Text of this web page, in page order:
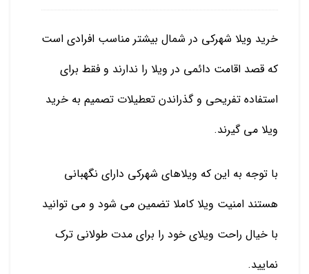
خرید ویلا شهرکی در شمال بیشتر مناسب افرادی است
که قصد اقامت دائمی در ویلا را ندارند و فقط برای
استفاده تفریحی و گذراندن تعطیلات تصمیم به خرید
ویلا می گیرند.
با توجه به این که ویلاهای شهرکی دارای نگهبانی
هستند امنیت ویلا کاملا تضمین می شود و می توانید
با خیال راحت ویلای خود را برای مدت طولانی ترک
نمایید.